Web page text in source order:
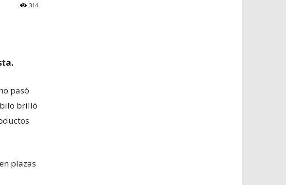
314
pasó
brilló
plazas